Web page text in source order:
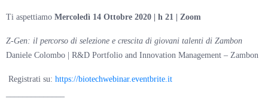
Ti aspettiamo Mercoledì 14 Ottobre 2020 | h 21 | Zoom
Z-Gen: il percorso di selezione e crescita di giovani talenti di Zambon
Daniele Colombo | R&D Portfolio and Innovation Management – Zambon
Registrati su: https://biotechwebinar.eventbrite.it